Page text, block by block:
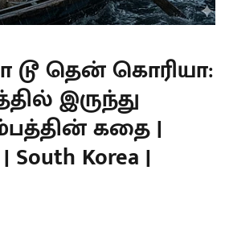
டூ தென் கொரியா:
இருந்து
கதை |
South Korea |